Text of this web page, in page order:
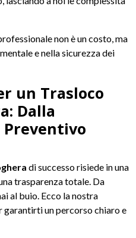
non è un costo, ma
e nella sicurezza dei
un Trasloco
Dalla
di successo risiede in una
trasparenza totale. Da
al buio. Ecco la nostra
garantirti un percorso chiaro e